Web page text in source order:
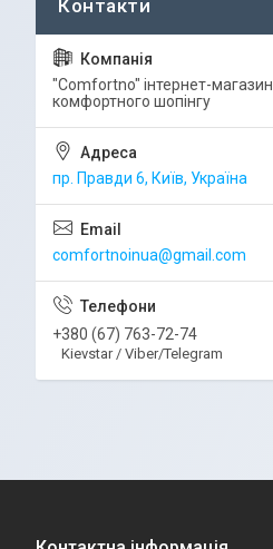
"Comfortno" інтернет-магазин
комфортного шопінгу
пр. Правди 6, Київ, Україна
comfortnoinua@gmail.com
+380 (67) 763-72-74
Kievstar / Viber/Telegram